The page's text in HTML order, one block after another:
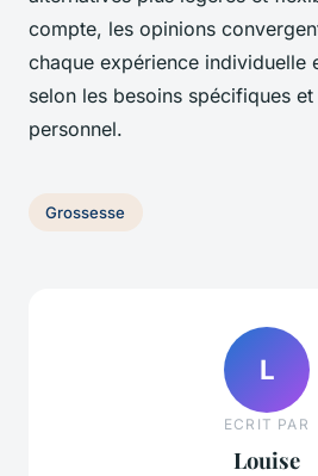
compte, les opinions
chaque expérience individuelle
selon les besoins spécifiques
personnel.
Grossesse
L
ECRIT PAR
Louise